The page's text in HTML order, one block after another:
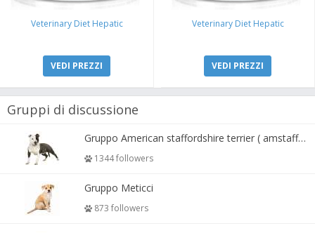
Veterinary Diet Hepatic
VEDI PREZZI
Veterinary Diet Hepatic
VEDI PREZZI
Gruppi di discussione
Gruppo American staffordshire terrier ( amstaff, amastaff )
1344 followers
Gruppo Meticci
873 followers